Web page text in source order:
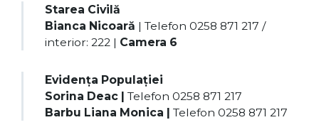
Starea Civilă
Bianca Nicoară | Telefon 0258 871 217 /
interior: 222 | Camera 6
Evidența Populației
Sorina Deac | Telefon 0258 871 217
Barbu Liana Monica | Telefon 0258 871 217